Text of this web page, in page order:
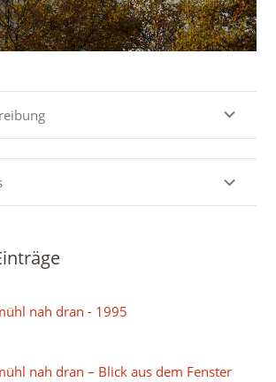
nah dran - 1995
nah dran – Blick aus dem Fenster